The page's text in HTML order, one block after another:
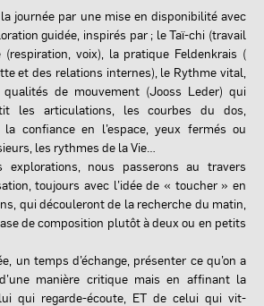
journée par une mise en disponibilité avec
guidée, inspirés par ; le Taï-chi (travail
voix), la pratique Feldenkrais (
et des relations internes), le Rythme vital,
de mouvement (Jooss Leder) qui
les articulations, les courbes du dos,
la confiance en l’espace, yeux fermés ou
les rythmes de la Vie…
nous passerons au travers
toujours avec l’idée de « toucher » en
qui découleront de la recherche du matin,
de composition plutôt à deux ou en petits
un temps d’échange, présenter ce qu’on a
manière critique mais en affinant la
qui regarde-écoute, ET de celui qui vit-